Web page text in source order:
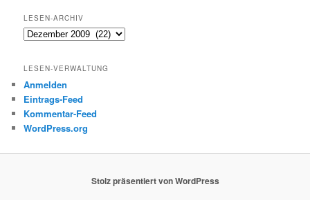
LESEN-ARCHIV
Lesen-
LESEN-VERWALTUNG
Anmelden
Eintrags-Feed
Kommentar-Feed
WordPress.org
Stolz präsentiert von WordPress